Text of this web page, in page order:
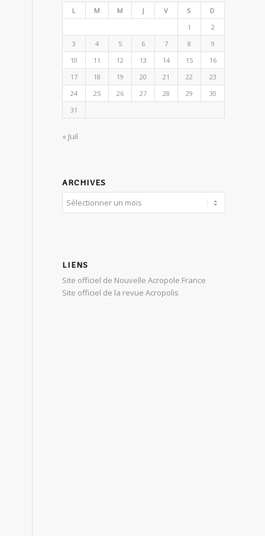
L M M J V S
D
1
2
3
4 5 6 7 8
9
10
11 12 13 14 15
16
17
18 19 20 21 22
23
24
25 26 27 28 29
30
31
« Juil
ARCHIVES
LIENS
Site officiel de Nouvelle Acropole France
Site officiel de la revue Acropolis